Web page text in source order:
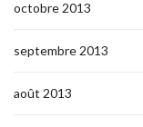
octobre 2013
septembre 2013
août 2013